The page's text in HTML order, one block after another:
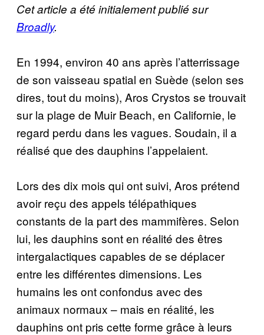
Cet article a été initialement publié sur
Broadly.
En 1994, environ 40 ans après l’atterrissage
de son vaisseau spatial en Suède (selon ses
dires, tout du moins), Aros Crystos se trouvait
sur la plage de Muir Beach, en Californie, le
regard perdu dans les vagues. Soudain, il a
réalisé que des dauphins l’appelaient.
Lors des dix mois qui ont suivi, Aros prétend
avoir reçu des appels télépathiques
constants de la part des mammifères. Selon
lui, les dauphins sont en réalité des êtres
intergalactiques capables de se déplacer
entre les différentes dimensions. Les
humains les ont confondus avec des
animaux normaux – mais en réalité, les
dauphins ont pris cette forme grâce à leurs